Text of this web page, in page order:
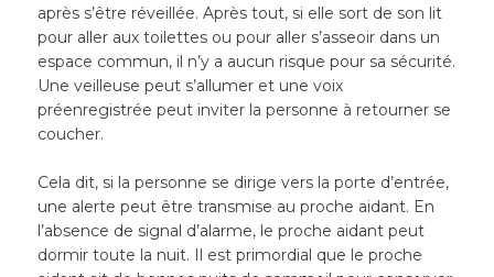
après s’être réveillée. Après tout, si elle sort de son lit
pour aller aux toilettes ou pour aller s’asseoir dans un
espace commun, il n’y a aucun risque pour sa sécurité.
Une veilleuse peut s’allumer et une voix
préenregistrée peut inviter la personne à retourner se
coucher.
Cela dit, si la personne se dirige vers la porte d’entrée,
une alerte peut être transmise au proche aidant. En
l’absence de signal d’alarme, le proche aidant peut
dormir toute la nuit. Il est primordial que le proche